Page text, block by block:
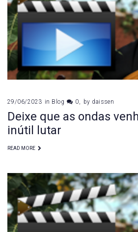
29/06/2023 in Blog 0 by daissen
Deixe que as ondas
inútil lutar
READ MORE